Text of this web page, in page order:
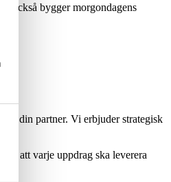
också bygger morgondagens
vi din partner. Vi erbjuder strategisk
att varje uppdrag ska leverera